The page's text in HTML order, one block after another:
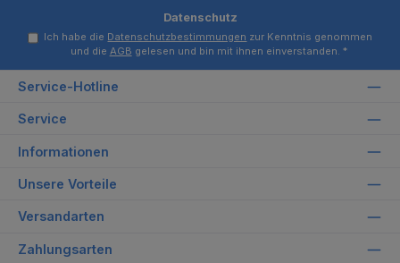
Datenschutz
Ich habe die Datenschutzbestimmungen zur Kenntnis genommen
und die AGB gelesen und bin mit ihnen einverstanden. *
Service-Hotline
Service
Informationen
Unsere Vorteile
Versandarten
Zahlungsarten